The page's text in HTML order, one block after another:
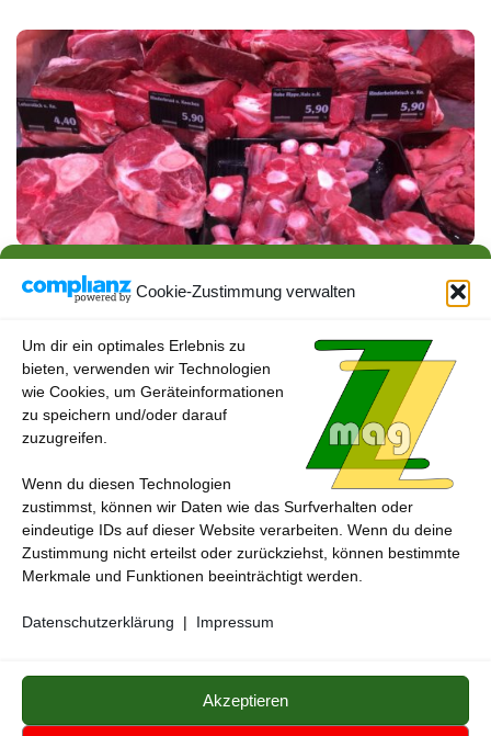
Cookie-Zustimmung verwalten
Um dir ein optimales Erlebnis zu
bieten, verwenden wir Technologien
wie Cookies, um Geräteinformationen
zu speichern und/oder darauf
zuzugreifen.
Wenn du diesen Technologien
zustimmst, können wir Daten wie das Surfverhalten oder
eindeutige IDs auf dieser Website verarbeiten. Wenn du deine
Zustimmung nicht erteilst oder zurückziehst, können bestimmte
Merkmale und Funktionen beeinträchtigt werden.
Datenschutzerklärung | Impressum
Akzeptieren
Neue Kennzeichnungspflicht an der Fleischtheke ab 1.
22. JANUAR 2024
Medienangebotes sind durch die Marken- und Urheberechte der
jeweiligen Rechteinhaber geschützt, und dienen lediglich der